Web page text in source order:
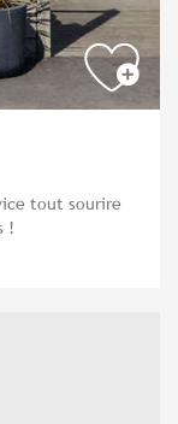
tout sourire
!